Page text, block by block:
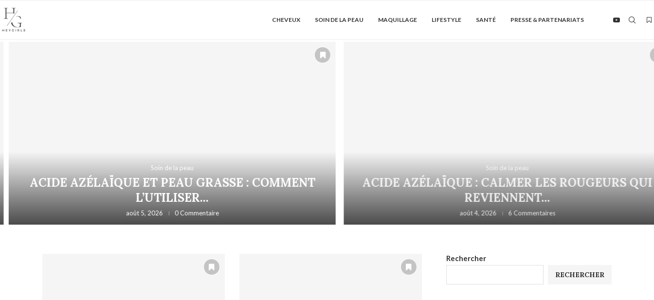
CHEVEUX SOIN DE LA PEAU MAQUILLAGE LIFESTYLE SANTÉ PRESSE & PARTENARIATS
Soin de la peau
ACIDE AZÉLAÏQUE ET PEAU GRASSE : COMMENT
L’UTILISER...
août 5, 2026 0 Commentaire
Soin de la peau
ACIDE AZÉLAÏQUE : CALMER LES ROUGEURS QUI
REVIENNENT...
août 4, 2026 6 Commentaires
Rechercher
RECHERCHER